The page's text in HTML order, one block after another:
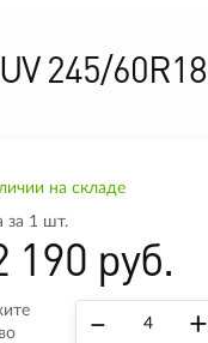
245/
на складе
за 1 шт.
190 руб.
– +